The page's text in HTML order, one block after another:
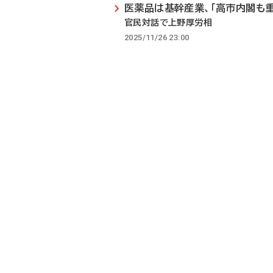
医薬品は基幹産業、「高市内閣も
官民対話で上野厚労相
2025/11/26 23:00